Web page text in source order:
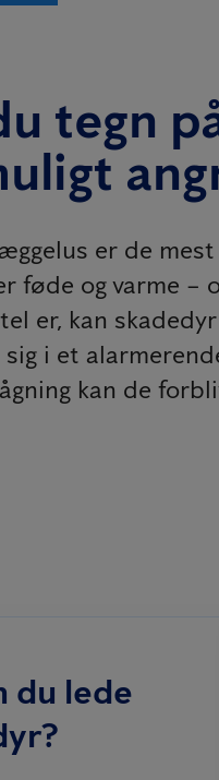
tegn
er de
føde og varme
er, kan
i et
kan de
du lede